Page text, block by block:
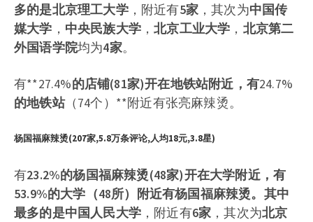
多的是北京理工大学，附近有5家 ，其次为中国传
媒大学 ， 中央民族大学 ，北京工业大学 ， 北京第二
外国语学院均为4家。
有**27.4%的店铺(81家)开在地铁站附近，有24.7%
的地铁站（74个）**附近有张亮麻辣烫。
杨国福麻辣烫(207家,5.8万条评论,人均18元,3.8星)
有23.2%的杨国福麻辣烫(48家)开在大学附近，有
53.9%的大学（48所）附近有杨国福麻辣烫。其中
最多的是中国人民大学 ，附近有6家 ，其次为北京